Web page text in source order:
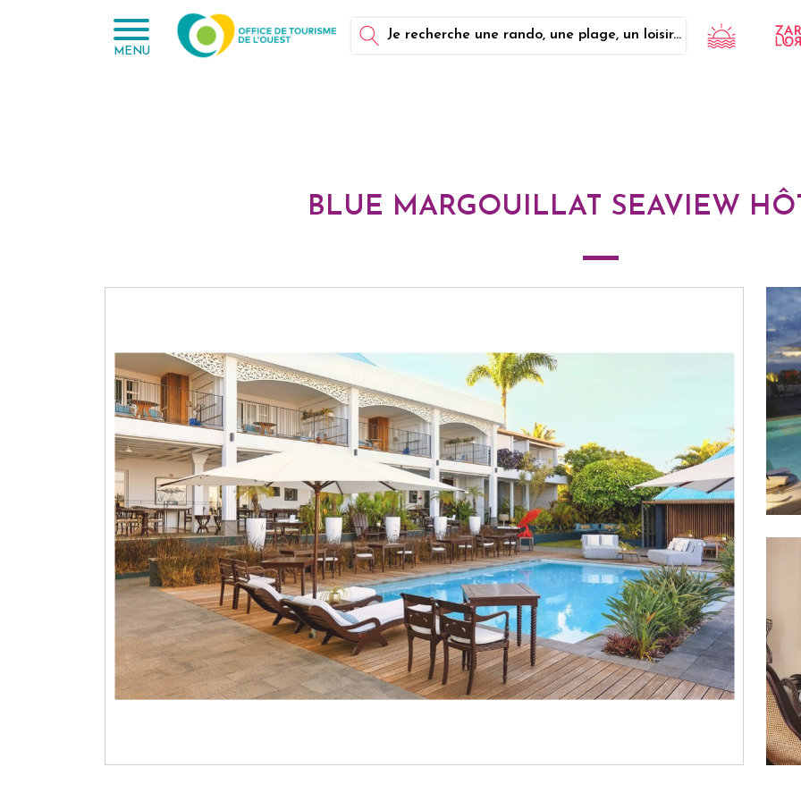
MENU
Je recherche une rando, une plage, un loisir...
BLUE MARGOUILLAT SEAVIEW